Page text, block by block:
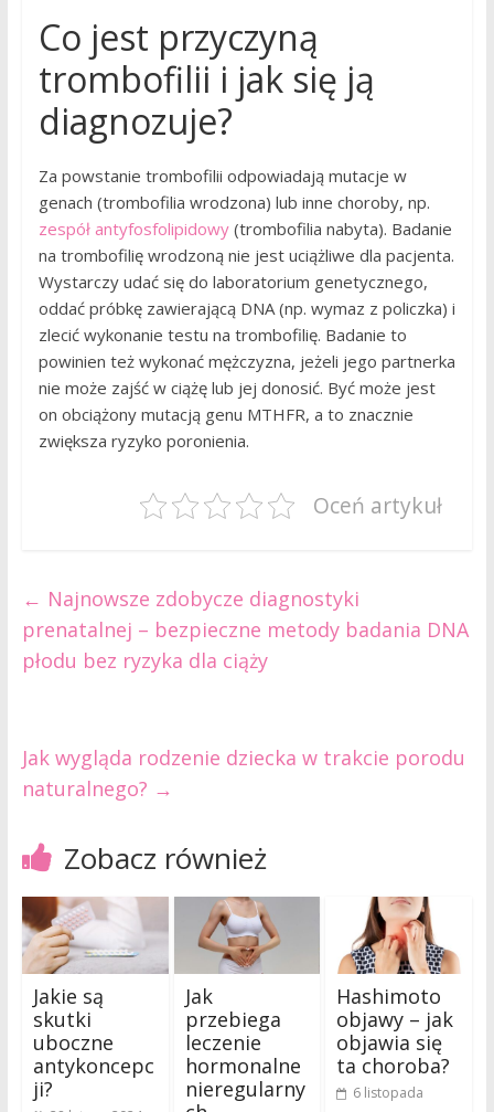
Co jest przyczyną
trombofilii i jak się ją
diagnozuje?
Za powstanie trombofilii odpowiadają mutacje w
genach (trombofilia wrodzona) lub inne choroby, np.
zespół antyfosfolipidowy(trombofilia nabyta). Badanie
na trombofilię wrodzoną nie jest uciążliwe dla pacjenta.
Wystarczy udać się do laboratorium genetycznego,
oddać próbkę zawierającą DNA (np. wymaz z policzka) i
zlecić wykonanie testu na trombofilię. Badanie to
powinien też wykonać mężczyzna, jeżeli jego partnerka
nie może zajść w ciążę lub jej donosić. Być może jest
on obciążony mutacją genu MTHFR, a to znacznie
zwiększa ryzyko poronienia.
Oceń artykuł
← Najnowsze zdobycze diagnostyki
prenatalnej – bezpieczne metody badania DNA
płodu bez ryzyka dla ciąży
Jak wygląda rodzenie dziecka w trakcie porodu
naturalnego? →
Zobacz również
Jakie są
skutki
uboczne
antykoncepc
ji?
Jak
przebiega
leczenie
hormonalne
nieregularny
Hashimoto
objawy – jak
objawia się
ta choroba?
6 listopada